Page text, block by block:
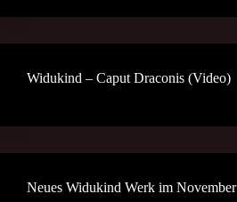
Widukind – Caput Draconis (Video)
Neues Widukind Werk im November